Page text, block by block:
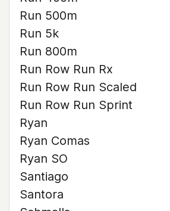
Run 500m
Run 5k
Run 800m
Run Row Run Rx
Run Row Run Scaled
Run Row Run Sprint
Ryan
Ryan Comas
Ryan SO
Santiago
Santora